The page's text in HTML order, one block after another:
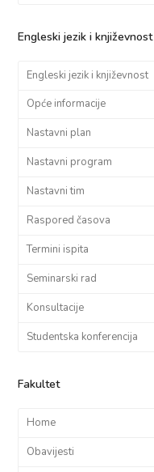
Engleski jezik i književnost
Engleski jezik i književnost
Opće informacije
Nastavni plan
Nastavni program
Nastavni tim
Raspored časova
Termini ispita
Seminarski rad
Konsultacije
Studentska konferencija
Fakultet
Home
Obavijesti